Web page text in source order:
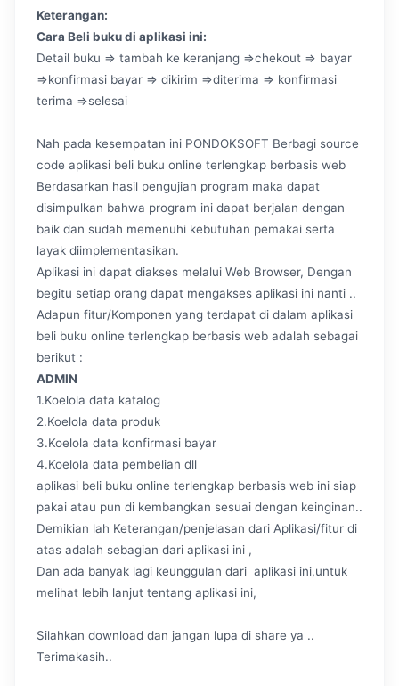
Keterangan:
Cara Beli buku di aplikasi ini:
Detail buku => tambah ke keranjang =>chekout => bayar
=>konfirmasi bayar => dikirim =>diterima => konfirmasi
terima =>selesai
Nah pada kesempatan ini PONDOKSOFT Berbagi source
code aplikasi beli buku online terlengkap berbasis web
Berdasarkan hasil pengujian program maka dapat
disimpulkan bahwa program ini dapat berjalan dengan
baik dan sudah memenuhi kebutuhan pemakai serta
layak diimplementasikan.
Aplikasi ini dapat diakses melalui Web Browser, Dengan
begitu setiap orang dapat mengakses aplikasi ini nanti ..
Adapun fitur/Komponen yang terdapat di dalam aplikasi
beli buku online terlengkap berbasis web adalah sebagai
berikut :
ADMIN
1.Koelola data katalog
2.Koelola data produk
3.Koelola data konfirmasi bayar
4.Koelola data pembelian dll
aplikasi beli buku online terlengkap berbasis web ini siap
pakai atau pun di kembangkan sesuai dengan keinginan..
Demikian lah Keterangan/penjelasan dari Aplikasi/fitur di
atas adalah sebagian dari aplikasi ini ,
Dan ada banyak lagi keunggulan dari aplikasi ini,untuk
melihat lebih lanjut tentang aplikasi ini,
Silahkan download dan jangan lupa di share ya ..
Terimakasih..